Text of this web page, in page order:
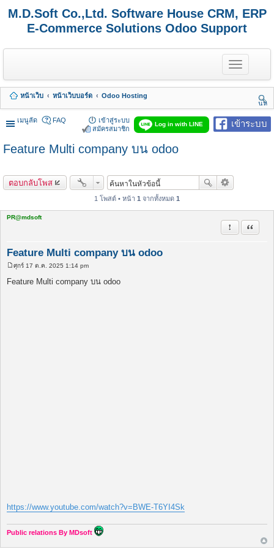
M.D.Soft Co.,Ltd. Software House CRM, ERP
E-Commerce Solutions Odoo Support
T
o
g
e
n
a
หน้าเว็บ หน้าเว็บบอร์ด
Odoo Hosting
นห
า
เมนูลัด
เข้าระบบ
Log in with LINE
FAQ
เข้าสู่ระบบ
สมัครสมาชิก
Feature Multi company บน odoo
ตอบกลับโพส
1 โพสต์ • หน้า 1 จากทั้งหมด 1
PR@mdsoft
Feature Multi company บน odoo
รายงานในข้
อ้างคำ
โ
ส
ศุกร์ 17 ต.ค. 2025 1:14 pm
Feature Multi company บน odoo
https://www.youtube.com/watch?v=BWE-T6YI4Sk
Public relations By MDsoft